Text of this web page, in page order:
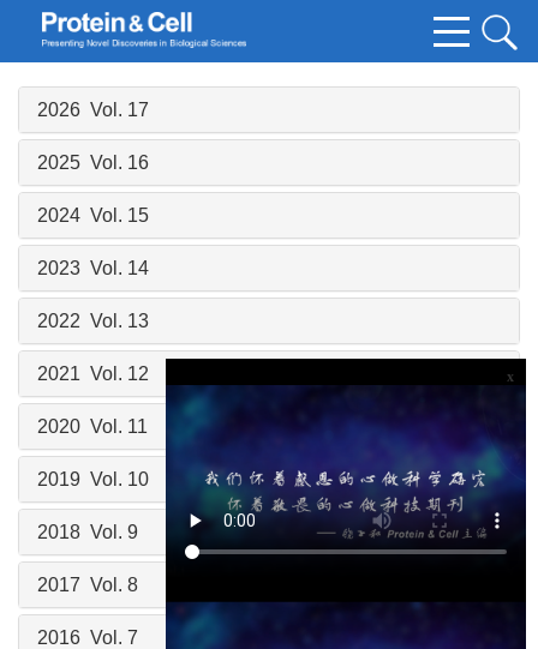
2026 Vol. 17
2025 Vol. 16
2024 Vol. 15
2023 Vol. 14
2022 Vol. 13
2021 Vol. 12
2020 Vol. 11
2019 Vol. 10
2018 Vol. 9
2017 Vol. 8
2016 Vol. 7
x